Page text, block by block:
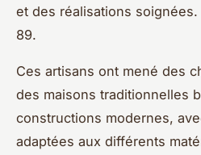
et des réalisations
89.
Ces artisans ont mené des
des maisons traditionnelles
constructions modernes,
adaptées aux différents